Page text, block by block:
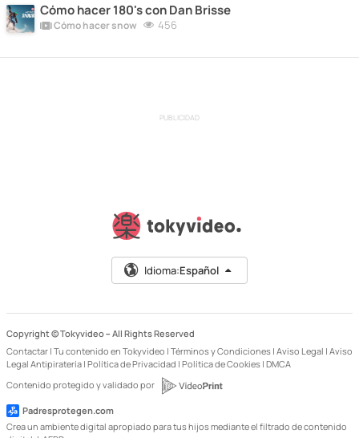
Cómo hacer 180's con Dan Brisse
Cómo hacer snow 456
PUBLICIDAD
Idioma:Español
Copyright © Tokyvideo – All Rights Reserved
Contactar | Tu contenido en Tokyvideo | Términos y Condiciones | Aviso Legal | Aviso
Legal Antipiratería | Política de Privacidad | Política de Cookies | DMCA
Contenido protegido y validado por
Padresprotegen.com
Crea un ambiente digital apropiado para tus hijos mediante el filtrado de contenido